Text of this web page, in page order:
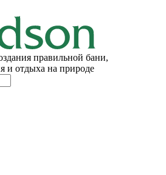
правильной бани,
и отдыха на природе